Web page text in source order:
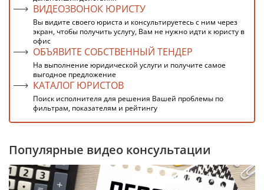
ВИДЕОЗВОНОК ЮРИСТУ
Вы видите своего юриста и консультируетесь с ним через
экран, чтобы получить услугу, Вам не нужно идти к юристу в
офис
ОБЪЯВИТЕ СОБСТВЕННЫЙ ТЕНДЕР
На выполнение юридической услуги и получите самое
выгодное предложение
КАТАЛОГ ЮРИСТОВ
Поиск исполнителя для решения Вашей проблемы по
фильтрам, показателям и рейтингу
Популярные видео консультации